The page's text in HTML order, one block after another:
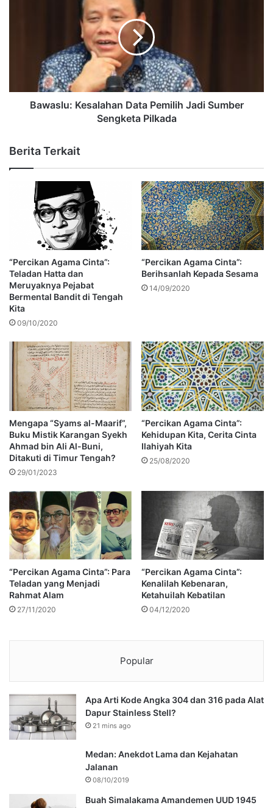
Bawaslu: Kesalahan Data Pemilih Jadi Sumber
Sengketa Pilkada
Berita Terkait
“Percikan Agama Cinta”:
Teladan Hatta dan
Meruyaknya Pejabat
Bermental Bandit di Tengah
Kita
09/10/2020
“Percikan Agama Cinta”:
Berihsanlah Kepada Sesama
14/09/2020
Mengapa “Syams al-Maarif”,
Buku Mistik Karangan Syekh
Ahmad bin Ali Al-Buni,
Ditakuti di Timur Tengah?
29/01/2023
“Percikan Agama Cinta”:
Kehidupan Kita, Cerita Cinta
Ilahiyah Kita
25/08/2020
“Percikan Agama Cinta”: Para
Teladan yang Menjadi
Rahmat Alam
27/11/2020
“Percikan Agama Cinta”:
Kenalilah Kebenaran,
Ketahuilah Kebatilan
04/12/2020
Popular
Apa Arti Kode Angka 304 dan 316 pada Alat
Dapur Stainless Stell?
21 mins ago
Medan: Anekdot Lama dan Kejahatan
Jalanan
08/10/2019
Buah Simalakama Amandemen UUD 1945